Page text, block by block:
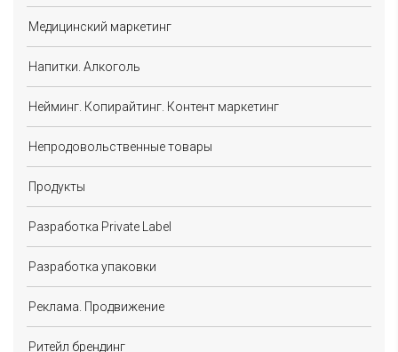
Медицинский маркетинг
Напитки. Алкоголь
Нейминг. Копирайтинг. Контент маркетинг
Непродовольственные товары
Продукты
Разработка Private Label
Разработка упаковки
Реклама. Продвижение
Ритейл брендинг